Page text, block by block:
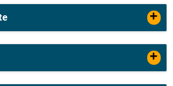
+
+